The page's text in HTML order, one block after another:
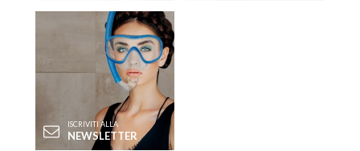
ISCRIVITI ALLA
NEWSLETTER